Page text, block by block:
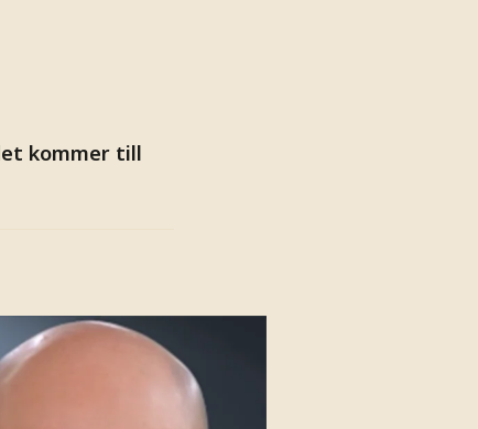
kommer till